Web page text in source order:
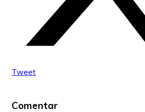
Tweet
Comentar